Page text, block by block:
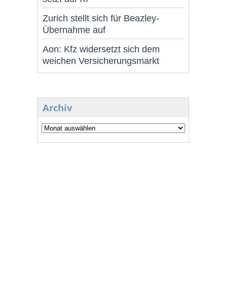
Zurich stellt sich für Beazley-
Übernahme auf
Aon: Kfz widersetzt sich dem
weichen Versicherungsmarkt
Archiv